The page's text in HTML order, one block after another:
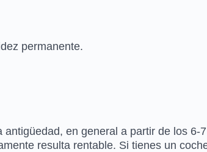
permanente.
en general a partir de los 6-
resulta rentable. Si tienes un